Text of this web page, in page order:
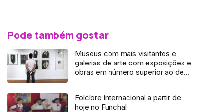
Pode também gostar
Museus com mais visitantes e
galerias de arte com exposições e
obras em número superior ao de
Folclore internacional a partir de
hoje no Funchal